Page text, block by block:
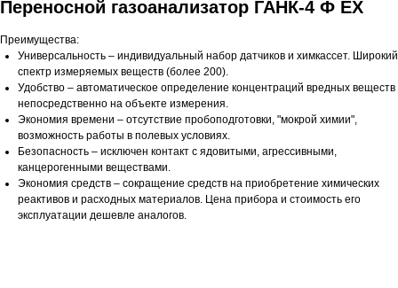
Переносной газоанализатор ГАНК-4 Ф EX
Преимущества:
Универсальность – индивидуальный набор датчиков и химкассет. Широкий
спектр измеряемых веществ (более 200).
Удобство – автоматическое определение концентраций вредных веществ
непосредственно на объекте измерения.
Экономия времени – отсутствие пробоподготовки, "мокрой химии",
возможность работы в полевых условиях.
Безопасность – исключен контакт с ядовитыми, агрессивными,
канцерогенными веществами.
Экономия средств – сокращение средств на приобретение химических
реактивов и расходных материалов. Цена прибора и стоимость его
эксплуатации дешевле аналогов.